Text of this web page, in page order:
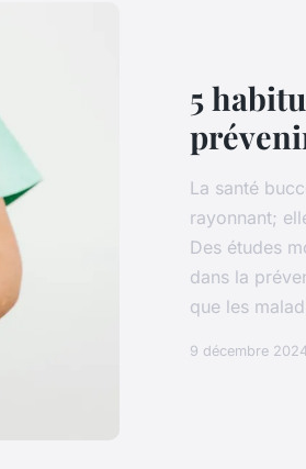
5
La santé
rayonnant;
Des études
dans la
que les
9 décembre